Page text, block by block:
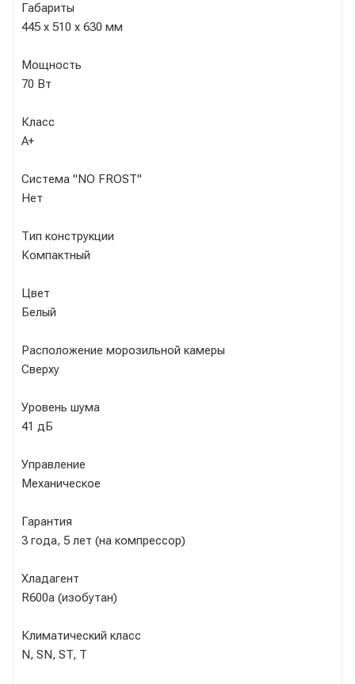
Габариты
445 х 510 х 630 мм
Мощность
70 Вт
Класс
A+
Система "NO FROST"
Нет
Тип конструкции
Компактный
Цвет
Белый
Расположение морозильной камеры
Сверху
Уровень шума
41 дБ
Управление
Механическое
Гарантия
3 года, 5 лет (на компрессор)
Хладагент
R600a (изобутан)
Климатический класс
N, SN, ST, T